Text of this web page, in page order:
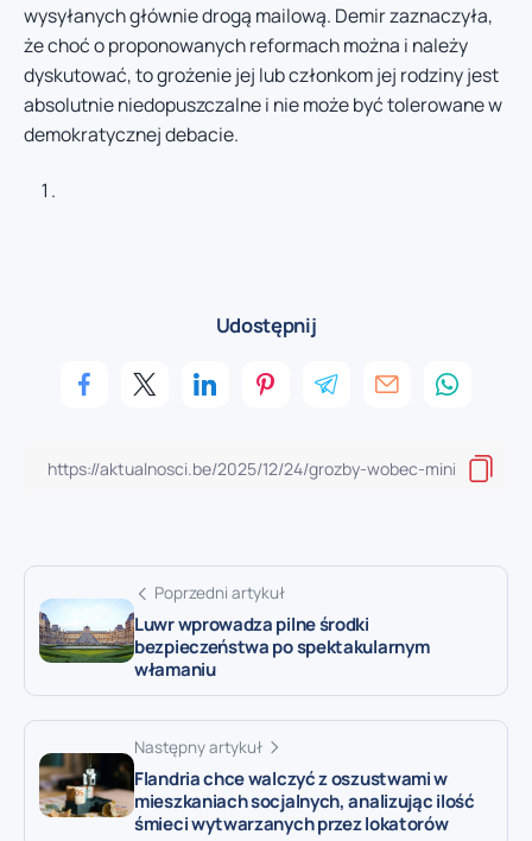
wysyłanych głównie drogą mailową. Demir zaznaczyła,
że choć o proponowanych reformach można i należy
dyskutować, to grożenie jej lub członkom jej rodziny jest
absolutnie niedopuszczalne i nie może być tolerowane w
demokratycznej debacie.
Udostępnij
Poprzedni artykuł
Luwr wprowadza pilne środki
bezpieczeństwa po spektakularnym
włamaniu
Następny artykuł
Flandria chce walczyć z oszustwami w
mieszkaniach socjalnych, analizując ilość
śmieci wytwarzanych przez lokatorów